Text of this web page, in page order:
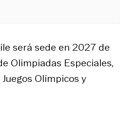
será sede en 2027 de
Olimpiadas Especiales,
Olímpicos y